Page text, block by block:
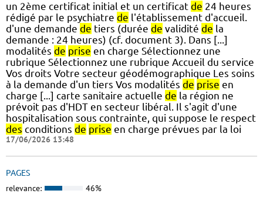
un 2ème certificat initial et un certificat de 24 heures
rédigé par le psychiatre de l'établissement d'accueil.
d'une demande de tiers (durée de validité de la
demande : 24 heures) (cf. document 3). Dans [...]
modalités de prise en charge Sélectionnez une
rubrique Sélectionnez une rubrique Accueil du service
Vos droits Votre secteur géodémographique Les soins
à la demande d'un tiers Vos modalités de prise en
charge [...] carte sanitaire actuelle de la région ne
prévoit pas d'HDT en secteur libéral. Il s'agit d'une
hospitalisation sous contrainte, qui suppose le respect
des conditions de prise en charge prévues par la loi
17/06/2026 13:48
PAGES
relevance: 46%